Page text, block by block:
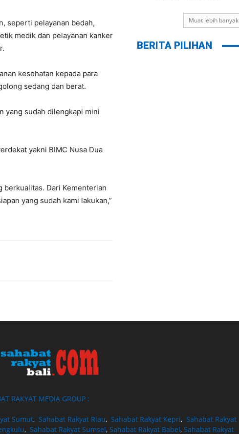
seperti pelayanan bedah,
medik dan pelayanan kanker
kesehatan kepada para
sedang dan berat.
yang sudah dilengkapi mini
yakni BIMC Nusa Dua
berkualitas. Dari Kementerian
yang sudah kami lakukan,”
Muat lebih banyak
BERITA PILIHAN
RAKYAT MEDIA GROUP :
Sumut, Sahabat Rakyat Riau, Sahabat Rakyat Kepri, Sahabat Rakyat
,Sahabat Rakyat Sumsel,Sahabat Rakyat Babel,Sahabat Rakyat